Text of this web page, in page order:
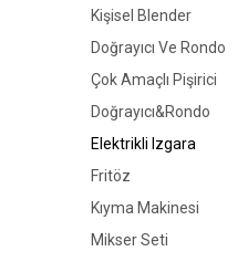
Kişisel Blender
Doğrayıcı Ve Rondo
Çok Amaçlı Pişirici
Doğrayıcı&Rondo
Elektrikli Izgara
Fritöz
Kıyma Makinesi
Mikser Seti